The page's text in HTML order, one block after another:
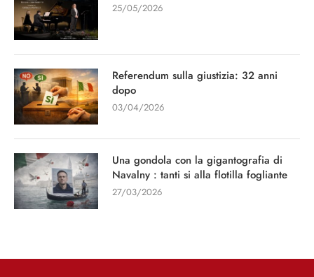
25/05/2026
Referendum sulla giustizia: 32 anni
dopo
03/04/2026
Una gondola con la gigantografia di
Navalny : tanti si alla flotilla fogliante
27/03/2026